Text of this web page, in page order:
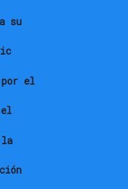
su
por el
el
la